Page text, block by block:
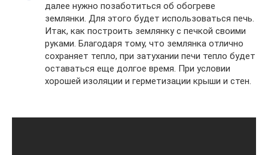
далее нужно позаботиться об обогреве
землянки. Для этого будет использоваться печь.
Итак, как построить землянку с печкой своими
руками. Благодаря тому, что землянка отлично
сохраняет тепло, при затухании печи тепло будет
оставаться еще долгое время. При условии
хорошей изоляции и герметизации крыши и стен.